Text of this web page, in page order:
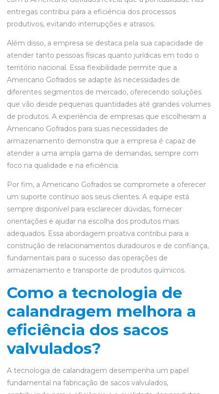
entregas contribui para a eficiência dos processos
produtivos, evitando interrupções e atrasos.
Além disso, a empresa se destaca pela sua capacidade de
atender tanto pessoas físicas quanto jurídicas em todo o
território nacional. Essa flexibilidade permite que a
Americano Gofrados se adapte às necessidades de
diferentes segmentos de mercado, oferecendo soluções
que vão desde pequenas quantidades até grandes volumes
de produtos. A experiência de empresas que escolheram a
Americano Gofrados para suas necessidades de
armazenamento demonstra que a empresa é capaz de
atender a uma ampla gama de demandas, sempre com
foco na qualidade e na eficiência.
Por fim, a Americano Gofrados se compromete a oferecer
um suporte contínuo aos seus clientes. A equipe está
sempre disponível para esclarecer dúvidas, fornecer
orientações e ajudar na escolha dos produtos mais
adequados. Essa abordagem proativa contribui para a
construção de relacionamentos duradouros e de confiança,
fundamentais para o sucesso das operações de
armazenamento e transporte de produtos químicos.
Como a tecnologia de
calandragem melhora a
eficiência dos sacos
valvulados?
A tecnologia de calandragem desempenha um papel
fundamental na fabricação de sacos valvulados,